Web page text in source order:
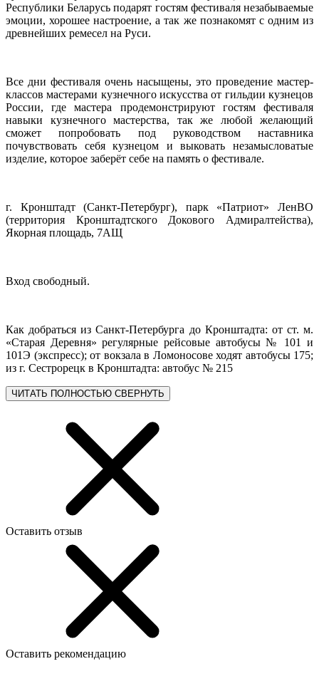
Республики Беларусь подарят гостям фестиваля незабываемые
эмоции, хорошее настроение, а так же познакомят с одним из
древнейших ремесел на Руси.
Все дни фестиваля очень насыщены, это проведение мастер-
классов мастерами кузнечного искусства от гильдии кузнецов
России, где мастера продемонстрируют гостям фестиваля
навыки кузнечного мастерства, так же любой желающий
сможет попробовать под руководством наставника
почувствовать себя кузнецом и выковать незамысловатые
изделие, которое заберёт себе на память о фестивале.
г. Кронштадт (Санкт-Петербург), парк «Патриот» ЛенВО
(территория Кронштадтского Докового Адмиралтейства),
Якорная площадь, 7АЩ
Вход свободный.
Как добраться из Санкт-Петербурга до Кронштадта: от ст. м.
«Старая Деревня» регулярные рейсовые автобусы № 101 и
101Э (экспресс); от вокзала в Ломоносове ходят автобусы 175;
из г. Сестрорецк в Кронштадта: автобус № 215
ЧИТАТЬ ПОЛНОСТЬЮ СВЕРНУТЬ
Оставить отзыв
Оставить рекомендацию